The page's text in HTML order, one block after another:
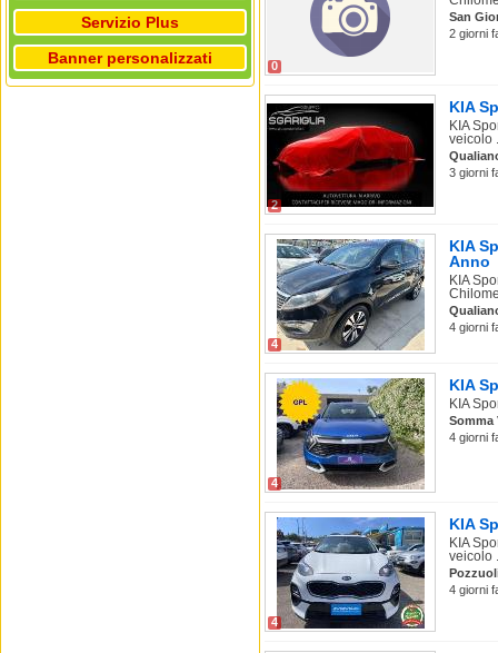
Servizio Plus
Banner personalizzati
0
San
2 giorni
2
KIA
KIA
veicolo
3 giorni
4
KIA
Anno
KIA
4 giorni
4
KIA
KIA
Somma
4 giorni
4
KIA
KIA
veicolo
4 giorni